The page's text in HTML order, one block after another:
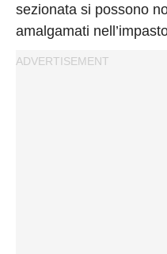
sezionata si possono
amalgamati